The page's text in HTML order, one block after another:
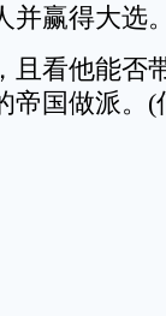
并赢得大选
看他能否
帝国做派。(